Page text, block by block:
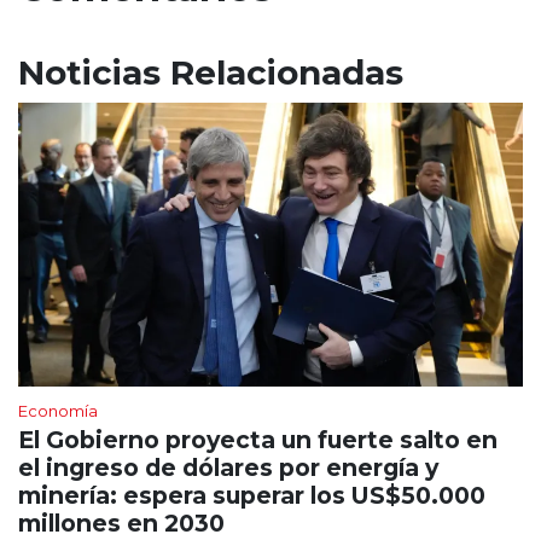
Noticias Relacionadas
Economía
El Gobierno proyecta un fuerte salto en
el ingreso de dólares por energía y
minería: espera superar los US$50.000
millones en 2030